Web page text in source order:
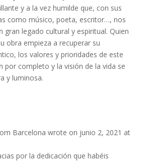
y a la vez humilde que, con sus
como músico, poeta, escritor…, nos
gran legado cultural y espiritual. Quien
obra empieza a recuperar su
los valores y prioridades de este
por completo y la visión de la vida se
y luminosa.
Barcelona wrote on junio 2, 2021 at
por la dedicación que habéis